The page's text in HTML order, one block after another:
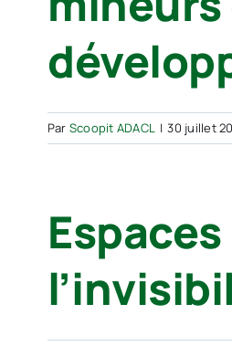
Par Scoopit ADACL | 30 juillet